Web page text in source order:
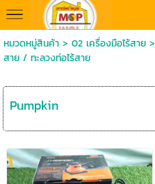
หมวดหมู่สินค้า> 02 เครื่องมือไร้สาย>
สาย / ทะลวงท่อไร้สาย
Pumpkin